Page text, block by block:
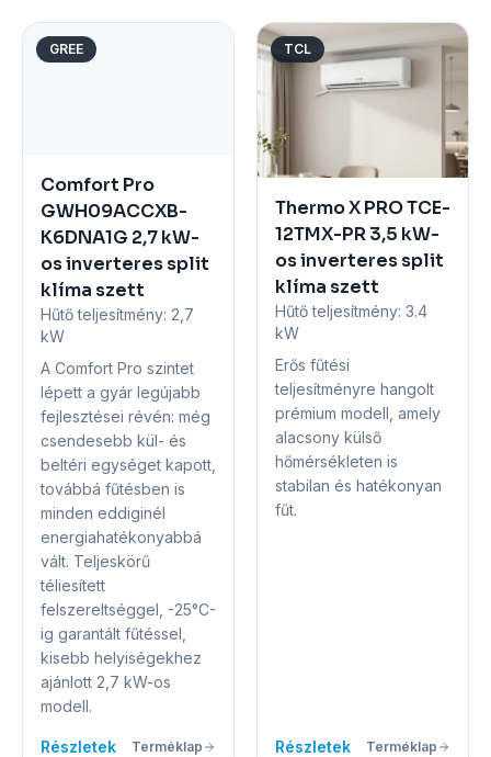
GREE
Comfort Pro
GWH09ACCXB-
K6DNA1G 2,7 kW-
os inverteres split
klíma szett
Hűtő teljesítmény: 2,7
kW
A Comfort Pro szintet
lépett a gyár legújabb
fejlesztései révén: még
csendesebb kül- és
beltéri egységet kapott,
továbbá fűtésben is
minden eddiginél
energiahatékonyabbá
vált. Teljeskörű
téliesített
felszereltséggel, -25°C-
ig garantált fűtéssel,
kisebb helyiségekhez
ajánlott 2,7 kW-os
modell.
Részletek Terméklap
TCL
Thermo X PRO TCE-
12TMX-PR 3,5 kW-
os inverteres split
klíma szett
Hűtő teljesítmény: 3.4
kW
Erős fűtési
teljesítményre hangolt
prémium modell, amely
alacsony külső
hőmérsékleten is
stabilan és hatékonyan
fűt.
Részletek Terméklap